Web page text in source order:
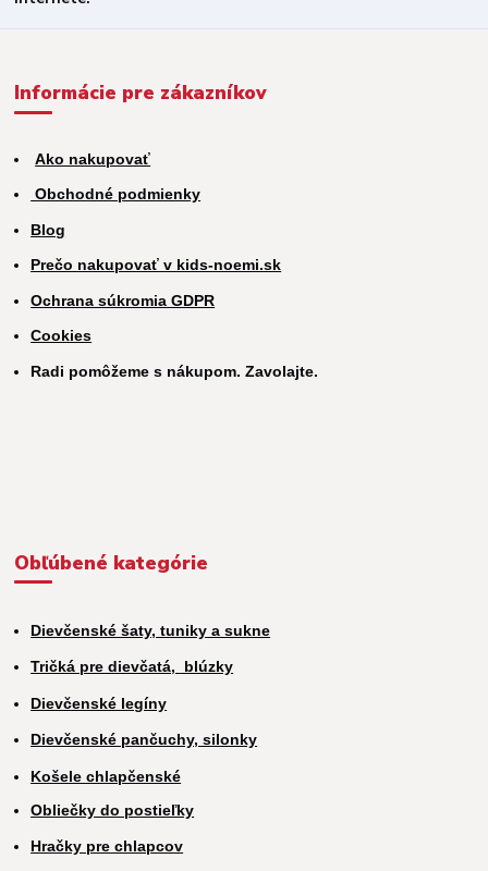
Informácie pre zákazníkov
Ako nakupovať
Obchodné podmienky
Blog
Prečo nakupovať v kids-noemi.sk
Ochrana súkromia GDPR
Cookies
Radi pomôžeme s nákupom. Zavolajte.
Obľúbené kategórie
Dievčenské šaty, tuniky a sukne
Tričká pre dievčatá, blúzky
Dievčenské legíny
Dievčenské pančuchy, silonky
Košele chlapčenské
Obliečky do postieľky
Hračky pre chlapcov